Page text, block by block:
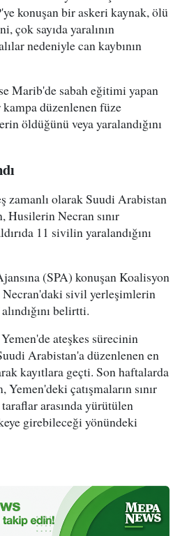
konuşan bir askeri kaynak, ölü
çok sayıda yaralının
nedeniyle can kaybının
Marib'de sabah eğitimi yapan
düzenlenen füze
öldüğünü veya yaralandığını
zamanlı olarak Suudi Arabistan
Husilerin Necran sınır
11 sivilin yaralandığını
(SPA) konuşan Koalisyon
sivil yerleşimlerin
belirtti.
ateşkes sürecinin
Arabistan'a düzenlenen en
kayıtlara geçti. Son haftalarda
çatışmaların sınır
arasında yürütülen
girebileceği yönündeki